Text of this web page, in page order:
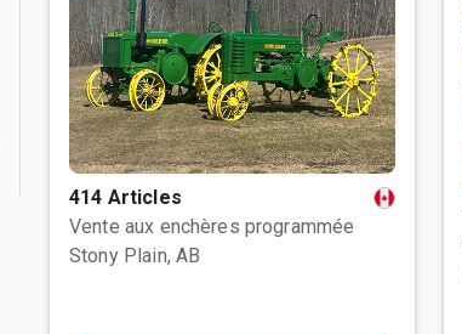
414 Articles
Vente aux enchères programmée
Stony Plain, AB